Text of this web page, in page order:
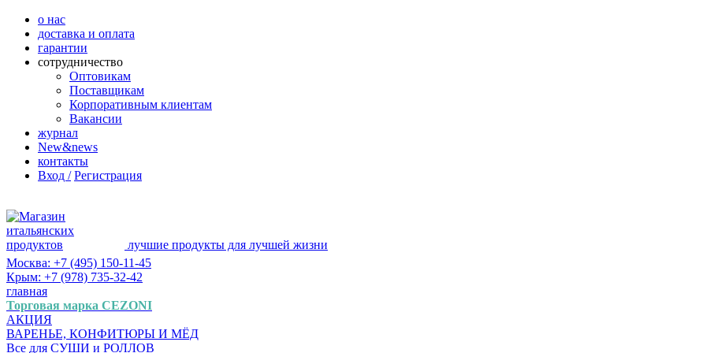
о нас
доставка и оплата
гарантии
сотрудничество
Оптовикам
Поставщикам
Корпоративным клиентам
Вакансии
журнал
New&news
контакты
Вход / Регистрация
лучшие продукты для лучшей жизни
Москва: +7 (495) 150-11-45
Крым: +7 (978) 735-32-42
главная
Торговая марка CEZONI
АКЦИЯ
ВАРЕНЬЕ, КОНФИТЮРЫ И МЁД
Все для СУШИ и РОЛЛОВ